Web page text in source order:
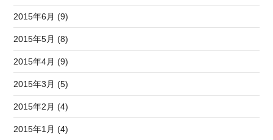
2015年6月 (9)
2015年5月 (8)
2015年4月 (9)
2015年3月 (5)
2015年2月 (4)
2015年1月 (4)